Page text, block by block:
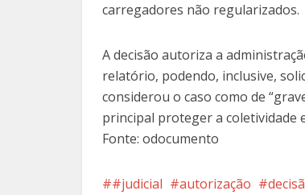
carregadores não regularizados.
A decisão autoriza a
relatório, podendo, inclusive,
considerou o caso como de
principal proteger a coletividade
Fonte: odocumento
#judicial autorização